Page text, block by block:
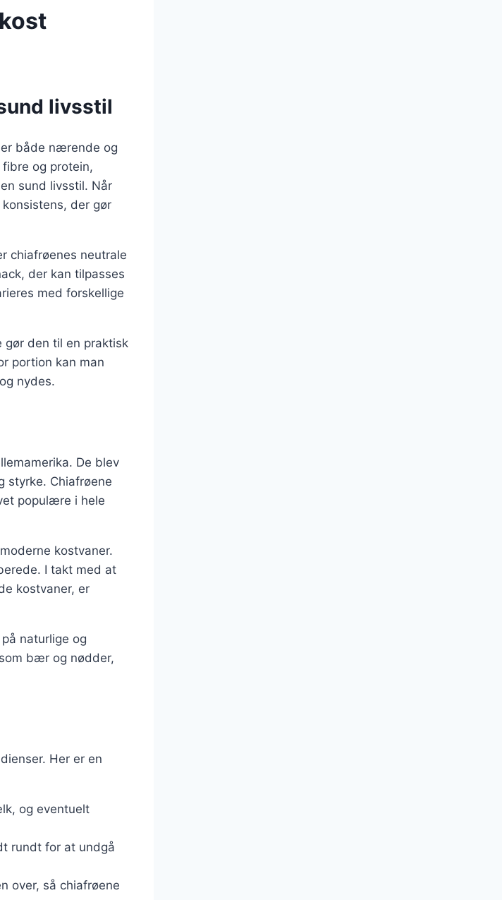
livsstil
både nærende og
og protein,
sund livsstil. Når
der gør
chiafrøenes neutrale
der kan tilpasses
med forskellige
gør den til en praktisk
portion kan man
nydes.
De blev
styrke. Chiafrøene
populære i hele
kostvaner.
I takt med at
kostvaner, er
naturlige og
bær og nødder,
Her er en
og eventuelt
rundt for at undgå
over, så chiafrøene